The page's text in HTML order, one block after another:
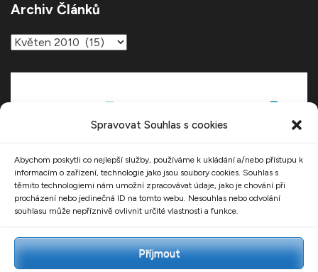
Spravovat Souhlas s cookies
Abychom poskytli co nejlepší služby, používáme k ukládání a/nebo přístupu k
informacím o zařízení, technologie jako jsou soubory cookies. Souhlas s
těmito technologiemi nám umožní zpracovávat údaje, jako je chování při
procházení nebo jedinečná ID na tomto webu. Nesouhlas nebo odvolání
souhlasu může nepříznivě ovlivnit určité vlastnosti a funkce.
Příjmout
Archiv Článků
Archiv